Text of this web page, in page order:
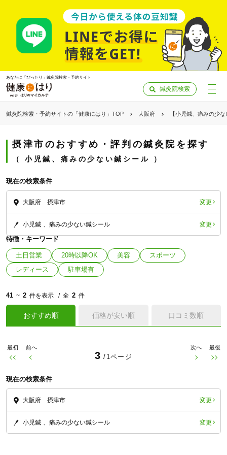
あなたに「ぴったり」鍼灸院検索・予約サイト
鍼灸院検索
鍼灸院検索・予約サイトの「健康にはり」TOP 大阪府 【小児鍼、痛みの少
摂津市のおすすめ・評判の鍼灸院を探す
小児鍼、痛みの少ない鍼シール
現在の検索条件
大阪府 摂津市 変更
小児鍼 痛みの少ない鍼シール 変更
特徴・キーワード
土日営業 20時以降OK 美容
スポーツ
レディース
駐車場有
41 ~ 2 件を表示 全 2 件
おすすめ順 価格が安い順 口コミ数順
最初 前へ
3 /1ページ
次へ 最後
現在の検索条件
大阪府 摂津市 変更
小児鍼 痛みの少ない鍼シール 変更
「健康にはりを見た」